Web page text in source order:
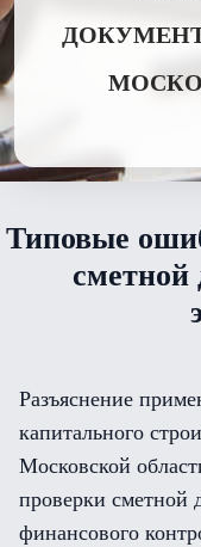
Типовые
сметной
Разъяснение
капитального
Московской
проверки сметной
финансового